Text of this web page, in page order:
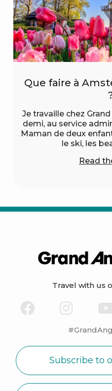
Que faire à
Je travaille chez
demi, au service
Maman de deux
le ski, les
Read
Travel with us
Subscribe to